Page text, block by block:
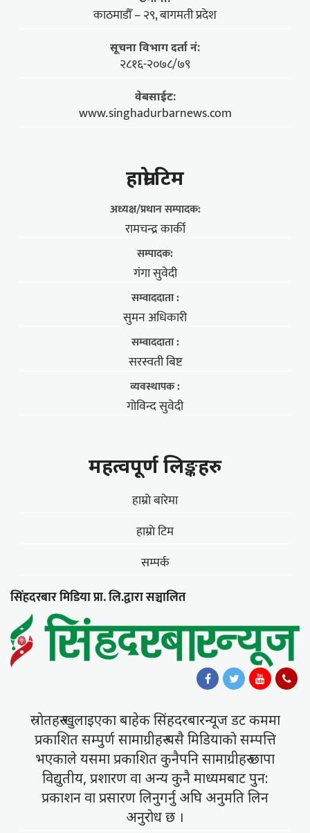
काठमाडौँ – २९, बागमती प्रदेश
सूचना विभाग दर्ता नं:
२८१६-२०७८/७९
वेबसाईट:
www.singhadurbarnews.com
हाम्राे टिम
अध्यक्ष/प्रधान सम्पादक:
रामचन्द्र कार्की
सम्पादक:
गंगा सुवेदी
सम्वाददाता :
सुमन अधिकारी
सम्वाददाता :
सरस्वती बिष्ट
व्यवस्थापक :
गोविन्द सुवेदी
महत्वपूर्ण लिङ्कहरु
हाम्राे बारेमा
हाम्राे टिम
सम्पर्क
सिंहदरबार मिडिया प्रा. लि.द्वारा सञ्चालित
स्राेतहरु खुलाइएका बाहेक सिंहदरबारन्यूज डट कममा
प्रकाशित सम्पुर्ण सामाग्रीहरु यसै मिडियाकाे सम्पत्ति
भएकाले यसमा प्रकाशित कुनैपनि सामाग्रीहरु छापा
विद्युतीय, प्रशारण वा अन्य कुनै माध्यमबाट पुन:
प्रकाशन वा प्रसारण लिनुगर्नु अघि अनुमति लिन
अनुराेध छ ।